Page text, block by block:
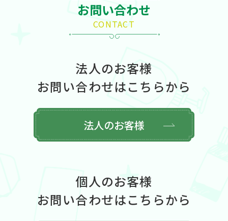
お問い合わせ
CONTACT
法人のお客様
お問い合わせはこちらから
法人のお客様
個人のお客様
お問い合わせはこちらから